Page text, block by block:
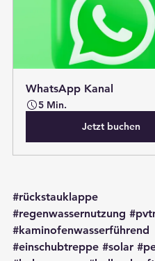
WhatsApp Kanal
5 Min.
Jetzt buchen
#rückstauklappe
#regenwassernutzung
#kaminofenwasserführend
#einschubtreppe #solar